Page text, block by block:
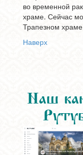
во временной
храме. Сейчас
Трапезном
Наверх
Наш